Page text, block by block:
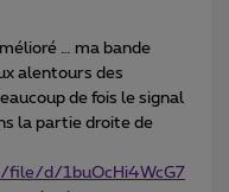
… ma bande
alentours des
de fois le signal
la partie droite de
file/d/1buOcHi4WcG7